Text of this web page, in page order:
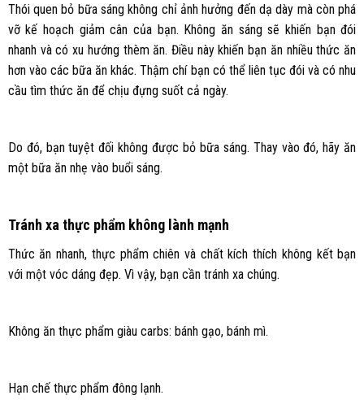
Thói quen bỏ bữa sáng không chỉ ảnh hưởng đến dạ dày mà còn phá
vỡ kế hoạch giảm cân của bạn. Không ăn sáng sẽ khiến bạn đói
nhanh và có xu hướng thèm ăn. Điều này khiến bạn ăn nhiều thức ăn
hơn vào các bữa ăn khác. Thậm chí bạn có thể liên tục đói và có nhu
cầu tìm thức ăn để chịu đựng suốt cả ngày.
Do đó, bạn tuyệt đối không được bỏ bữa sáng. Thay vào đó, hãy ăn
một bữa ăn nhẹ vào buổi sáng.
Tránh xa thực phẩm không lành mạnh
Thức ăn nhanh, thực phẩm chiên và chất kích thích không kết bạn
với một vóc dáng đẹp. Vì vậy, bạn cần tránh xa chúng.
Không ăn thực phẩm giàu carbs: bánh gạo, bánh mì.
Hạn chế thực phẩm đông lạnh.